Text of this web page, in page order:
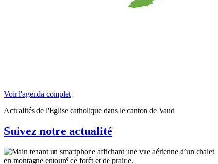
Voir l'agenda complet
Actualités de l'Eglise catholique dans le canton de Vaud
Suivez notre actualité